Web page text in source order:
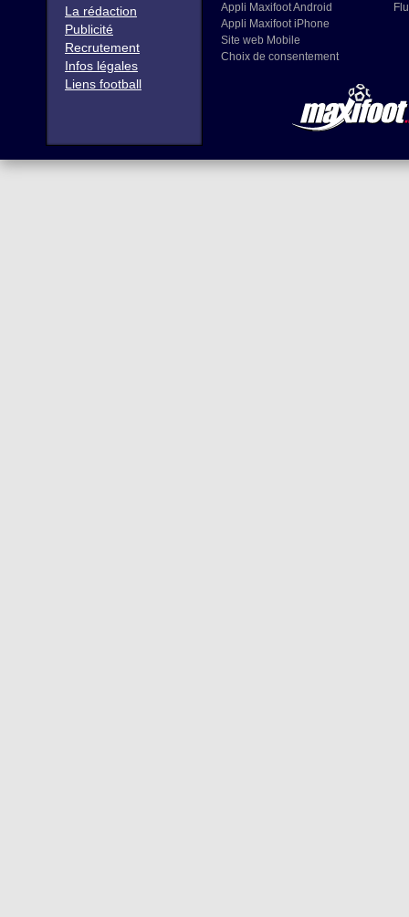
La rédaction
Publicité
Recrutement
Infos légales
Liens football
Appli Maxifoot Android
Appli Maxifoot iPhone
Site web Mobile
Choix de consentement